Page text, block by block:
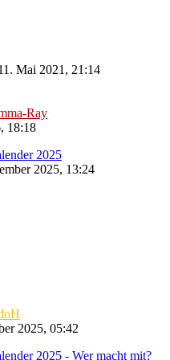
Mai 2021, 21:14
Ray
18:18
2025
2025, 13:24
2025, 05:42
2025 - Wer macht mit?